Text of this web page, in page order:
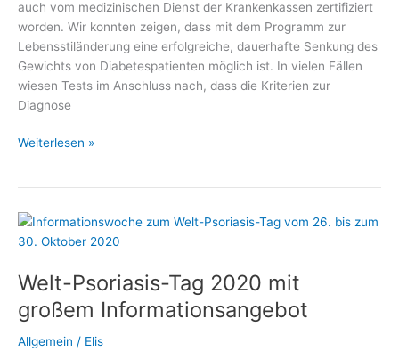
auch vom medizinischen Dienst der Krankenkassen zertifiziert
worden. Wir konnten zeigen, dass mit dem Programm zur
Lebensstiländerung eine erfolgreiche, dauerhafte Senkung des
Gewichts von Diabetespatienten möglich ist. In vielen Fällen
wiesen Tests im Anschluss nach, dass die Kriterien zur
Diagnose
Diabetes
Weiterlesen »
Welt-Psoriasis-Tag 2020 mit
großem Informationsangebot
Allgemein / Elis